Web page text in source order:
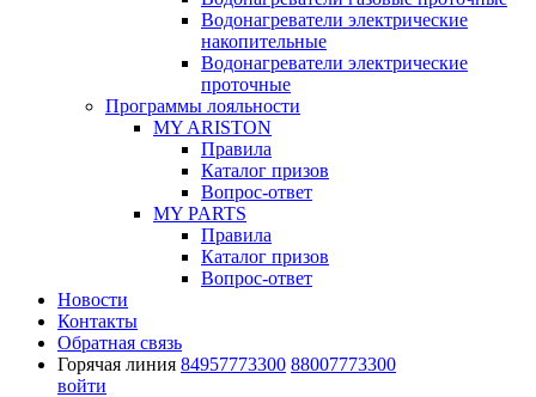
Водонагреватели электрические
накопительные
Водонагреватели электрические
проточные
Программы лояльности
MY ARISTON
Правила
Каталог призов
Вопрос-ответ
MY PARTS
Правила
Каталог призов
Вопрос-ответ
Новости
Контакты
Обратная связь
Горячая линия 84957773300 88007773300
войти